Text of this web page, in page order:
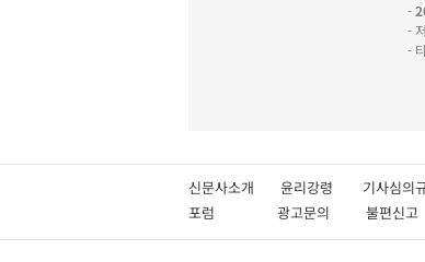
-
-
-
신문사소개 윤리강령 기사심
포럼
광고문의 불편신